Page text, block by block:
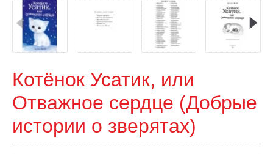
Котёнок Усатик, или
Отважное сердце (Добрые
истории о зверятах)